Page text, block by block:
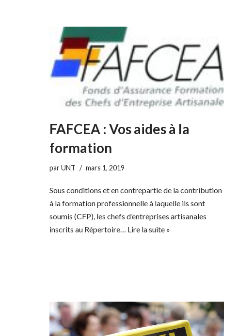
FAFCEA : Vos aides à la
formation
parUNT mars 1, 2019
Sous conditions et en contrepartie de la contribution
à la formation professionnelle à laquelle ils sont
soumis (CFP), les chefs d’entreprises artisanales
inscrits au Répertoire… Lire la suite »